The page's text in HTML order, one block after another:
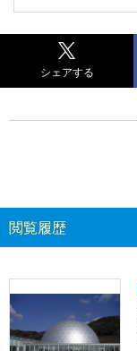
シェアする
閲覧履歴